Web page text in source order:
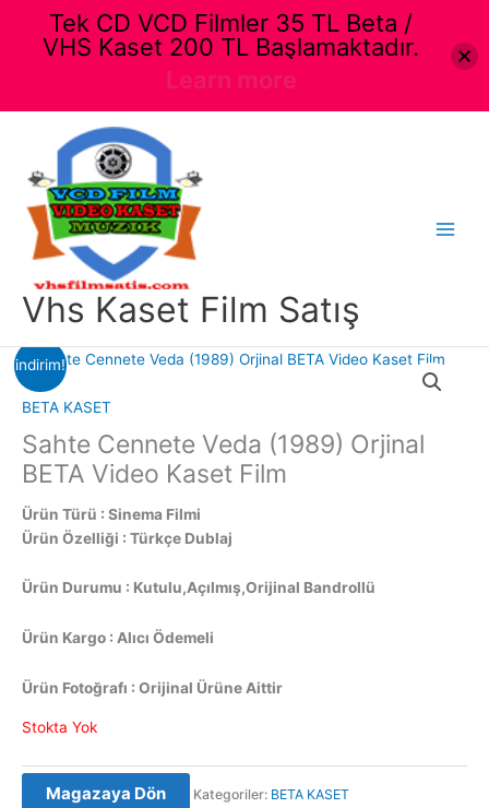
Vhs Kaset Film Satış
indirim!
BETA KASET
Sahte Cennete Veda (1989) Orjinal
BETA Video Kaset Film
Ürün Türü : Sinema Filmi
Ürün Özelliği : Türkçe Dublaj
Ürün Durumu : Kutulu,Açılmış,Orijinal Bandrollü
Ürün Kargo : Alıcı Ödemeli
Ürün Fotoğrafı : Orijinal Ürüne Aittir
Stokta Yok
Magazaya Dön Kategoriler: BETA KASET
Tek CD VCD Filmler 35 TL Beta /
VHS Kaset 200 TL Başlamaktadır.
Learn more